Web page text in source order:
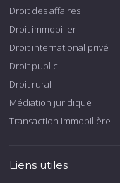
Droit des affaires
Droit immobilier
Droit international privé
Droit public
Droit rural
Médiation juridique
Transaction immobilière
Liens utiles